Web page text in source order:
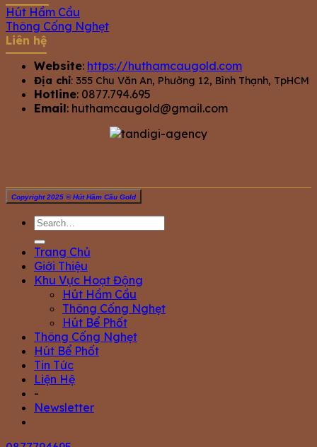
Hút Hầm Cầu
Thông Cống Nghẹt
Liên hệ
Website: https://huthamcaugold.com
Địa chỉ: 355 Chu Văn An, Phường 12, Bình Thạnh, TpHCM
Hotline: 0877.794.695
Email: huthamcaugold@gmail.com
Copyright 2025 © Hút Hầm Cầu Gold
Trang Chủ
Giới Thiệu
Khu Vực Hoạt Động
Hút Hầm Cầu
Thông Cống Nghẹt
Hút Bể Phốt
Thông Cống Nghẹt
Hút Bể Phốt
Tin Tức
Liện Hệ
-
Newsletter